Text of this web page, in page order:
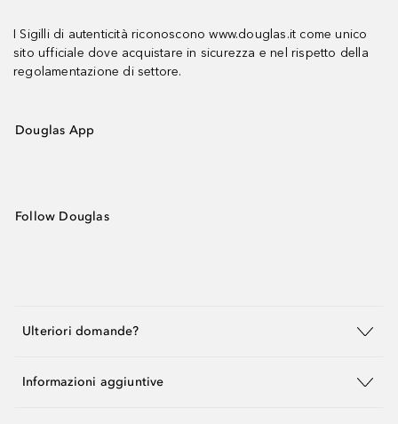
I Sigilli di autenticità riconoscono www.douglas.it come unico
sito ufficiale dove acquistare in sicurezza e nel rispetto della
regolamentazione di settore.
Douglas App
Follow Douglas
Ulteriori domande?
Informazioni aggiuntive